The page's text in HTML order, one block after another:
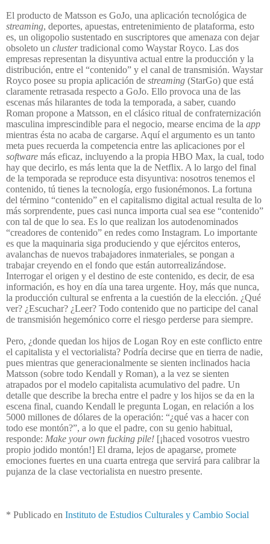
El producto de Matsson es GoJo, una aplicación tecnológica de
streaming, deportes, apuestas, entretenimiento de plataforma, esto
es, un oligopolio sustentado en suscriptores que amenaza con dejar
obsoleto un clustertradicional como Waystar Royco. Las dos
empresas representan la disyuntiva actual entre la producción y la
distribución, entre el “contenido” y el canal de transmisión. Waystar
Royco posee su propia aplicación de streaming (StarGo) que está
claramente retrasada respecto a GoJo. Ello provoca una de las
escenas más hilarantes de toda la temporada, a saber, cuando
Roman propone a Matsson, en el clásico ritual de confraternización
masculina imprescindible para el negocio, mearse encima de la app
mientras ésta no acaba de cargarse. Aquí el argumento es un tanto
meta pues recuerda la competencia entre las aplicaciones por el
software más eficaz, incluyendo a la propia HBO Max, la cual, todo
hay que decirlo, es más lenta que la de Netflix. A lo largo del final
de la temporada se reproduce esta disyuntiva: nosotros tenemos el
contenido, tú tienes la tecnología, ergo fusionémonos. La fortuna
del término “contenido” en el capitalismo digital actual resulta de lo
más sorprendente, pues casi nunca importa cual sea ese “contenido”
con tal de que lo sea. Es lo que realizan los autodenominados
“creadores de contenido” en redes como Instagram. Lo importante
es que la maquinaria siga produciendo y que ejércitos enteros,
avalanchas de nuevos trabajadores inmateriales, se pongan a
trabajar creyendo en el fondo que están autorrealizándose.
Interrogar el origen y el destino de este contenido, es decir, de esa
información, es hoy en día una tarea urgente. Hoy, más que nunca,
la producción cultural se enfrenta a la cuestión de la elección. ¿Qué
ver? ¿Escuchar? ¿Leer? Todo contenido que no participe del canal
de transmisión hegemónico corre el riesgo perderse para siempre.
Pero, ¿donde quedan los hijos de Logan Roy en este conflicto entre
el capitalista y el vectorialista? Podría decirse que en tierra de nadie,
pues mientras que generacionalmente se sienten inclinados hacia
Matsson (sobre todo Kendall y Roman), a la vez se sienten
atrapados por el modelo capitalista acumulativo del padre. Un
detalle que describe la brecha entre el padre y los hijos se da en la
escena final, cuando Kendall le pregunta Logan, en relación a los
5000 millones de dólares de la operación: “¿qué vas a hacer con
todo ese montón?”, a lo que el padre, con su genio habitual,
responde: Make your own fucking pile! [¡haced vosotros vuestro
propio jodido montón!] El drama, lejos de apagarse, promete
emociones fuertes en una cuarta entrega que servirá para calibrar la
pujanza de la clase vectorialista en nuestro presente.
* Publicado en Instituto de Estudios Culturales y Cambio Social